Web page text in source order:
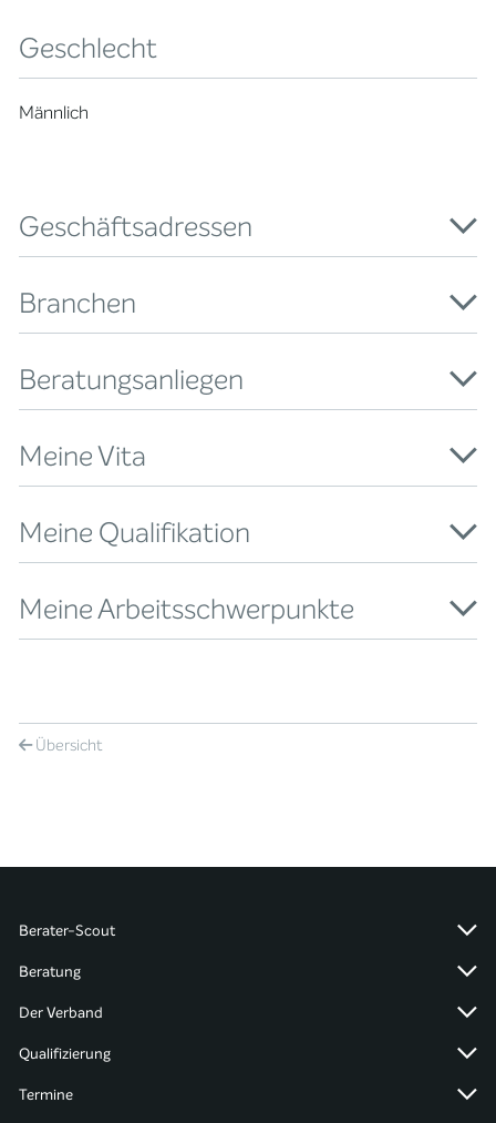
Geschlecht
Männlich
Geschäftsadressen
Branchen
Beratungsanliegen
Meine Vita
Meine Qualifikation
Meine Arbeitsschwerpunkte
Übersicht
Berater-Scout
Beratung
Der Verband
Qualifizierung
Termine